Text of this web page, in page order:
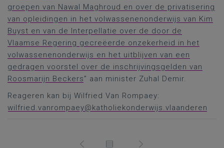
groepen van Nawal Maghroud en over de privatisering
van opleidingen in het volwassenenonderwijs van Kim
Buyst en van de Interpellatie over de door de
Vlaamse Regering gecreëerde onzekerheid in het
volwassenenonderwijs en het uitblijven van een
gedragen voorstel over de inschrijvingsgelden van
Roosmarijn Beckers” aan minister Zuhal Demir.
Reageren kan bij Wilfried Van Rompaey:
wilfried.vanrompaey@katholiekonderwijs.vlaanderen